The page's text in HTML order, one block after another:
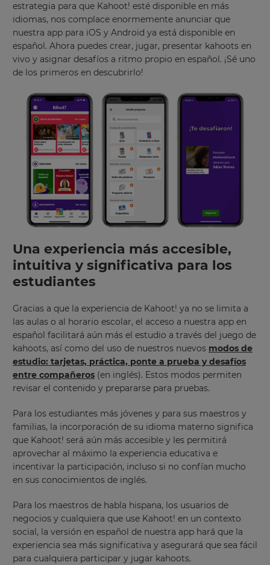
estrategia para que Kahoot! esté disponible en más
idiomas, nos complace enormemente anunciar que
nuestra app para iOS y Android ya está disponible en
español. Ahora puedes crear, jugar, presentar kahoots en
vivo y asignar desafíos a ritmo propio en español. ¡Sé uno
de los primeros en descubrirlo!
Una experiencia más accesible,
intuitiva y significativa para los
estudiantes
Gracias a que la experiencia de Kahoot! ya no se limita a
las aulas o al horario escolar, el acceso a nuestra app en
español facilitará aún más el estudio a través del juego de
kahoots, así como del uso de nuestros nuevos modos de
estudio: tarjetas, práctica, ponte a prueba y desafíos
entre compañeros (en inglés). Estos modos permiten
revisar el contenido y prepararse para pruebas.
Para los estudiantes más jóvenes y para sus maestros y
familias, la incorporación de su idioma materno significa
que Kahoot! será aún más accesible y les permitirá
aprovechar al máximo la experiencia educativa e
incentivar la participación, incluso si no confían mucho
en sus conocimientos de inglés.
Para los maestros de habla hispana, los usuarios de
negocios y cualquiera que use Kahoot! en un contexto
social, la versión en español de nuestra app hará que la
experiencia sea más significativa y asegurará que sea fácil
para cualquiera participar y jugar kahoots.